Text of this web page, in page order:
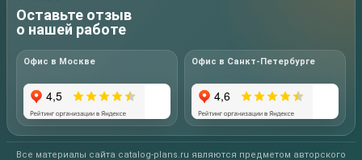
Оставьте отзыв
о нашей работе
Офис в Москве Офис в Санкт-Петербурге
Все материалы сайта catalog-plans.ru являются предметом авторского